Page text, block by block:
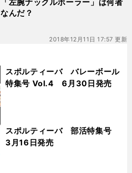
「左腕ナックルボーラー」は何者
なんだ？
2018年12月11日 17:57 更新
スポルティーバ バレーボール
特集号 Vol.4 6月30日発売
スポルティーバ 部活特集号
3月16日発売